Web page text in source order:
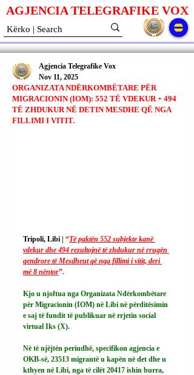
AGJENCIA TELEGRAFIKE VOX
ORGANIZATA NDËRKOMBËTARE PËR
MIGRACIONIN (IOM): 552 TË VDEKUR + 494
TË ZHDUKUR NË DETIN MESDHE QË NGA
FILLIMI I VITIT.
Agjencia Telegrafike Vox
Nov 11, 2025
Tripoli, Libi | “Të paktën 552 subjekte kanë
vdekur dhe 494 rezultojnë të zhdukur në rrugën
qendrore të Mesdheut që nga fillimi i vitit, deri
më 8 nëntor”.
Kjo u njoftua nga Organizata Ndërkombëtare
për Migracionin (IOM) në Libi në përditësimin
e saj të fundit të publikuar në rrjetin social
virtual Iks (X).
Në të njëjtën periudhë, specifikon agjencia e
OKB-së, 23513 migrantë u kapën në det dhe u
kthyen në Libi, nga të cilët 20417 ishin burra,